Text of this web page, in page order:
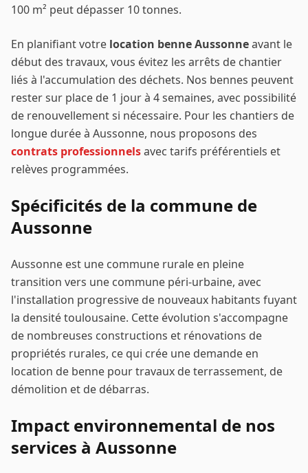
100 m² peut dépasser 10 tonnes.
En planifiant votre location benneAussonneavant le
début des travaux, vous évitez les arrêts de chantier
liés à l'accumulation des déchets. Nos bennes peuvent
rester sur place de 1 jour à 4 semaines, avec possibilité
de renouvellement si nécessaire. Pour les chantiers de
longue durée à Aussonne, nous proposons des
contrats professionnelsavec tarifs préférentiels et
relèves programmées.
Spécificités de la commune de
Aussonne
Aussonne est une commune rurale en pleine
transition vers une commune péri-urbaine, avec
l'installation progressive de nouveaux habitants fuyant
la densité toulousaine. Cette évolution s'accompagne
de nombreuses constructions et rénovations de
propriétés rurales, ce qui crée une demande en
location de benne pour travaux de terrassement, de
démolition et de débarras.
Impact environnemental de nos
services à Aussonne